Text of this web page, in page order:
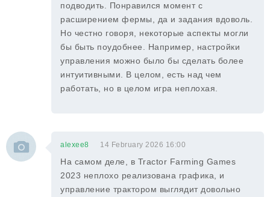
подводить. Понравился момент с
расширением фермы, да и задания вдоволь.
Но честно говоря, некоторые аспекты могли
бы быть поудобнее. Например, настройки
управления можно было бы сделать более
интуитивными. В целом, есть над чем
работать, но в целом игра неплохая.
alexee8 14 February 2026 16:00
На самом деле, в Tractor Farming Games
2023 неплохо реализована графика, и
управление трактором выглядит довольно